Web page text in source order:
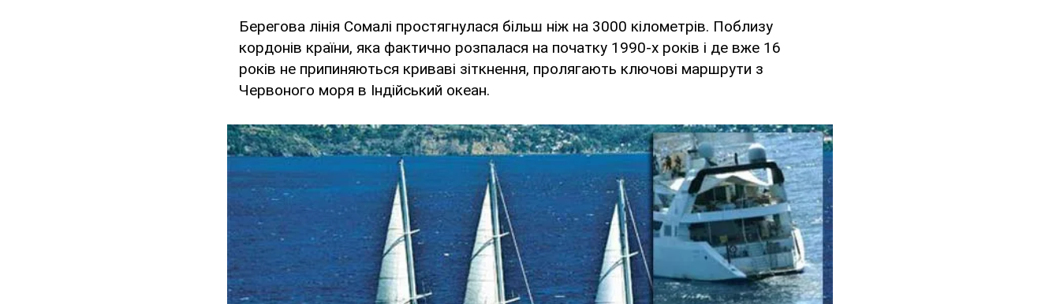
Берегова лінія Сомалі простягнулася більш ніж на 3000 кілометрів. Поблизу
кордонів країни, яка фактично розпалася на початку 1990-х років і де вже 16
років не припиняються криваві зіткнення, пролягають ключові маршрути з
Червоного моря в Індійський океан.